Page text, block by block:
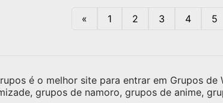
são bem-
« 1 2 3 4 5
é o melhor site para entrar em Grupos
grupos de namoro, grupos de anime,